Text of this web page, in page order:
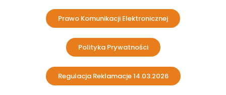
Prawo Komunikacji Elektronicznej
Polityka Prywatności
Regulacja Reklamacje 14.03.2026